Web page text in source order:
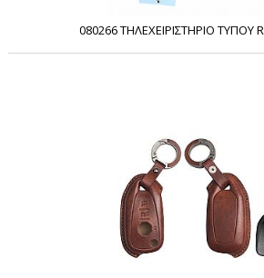
080266 ΤΗΛΕΧΕΙΡΙΣΤΗΡΙΟ ΤΥΠΟΥ